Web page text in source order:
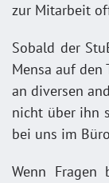
zur Mitarbeit
Sobald der
Mensa auf den
an diversen
nicht über ihn
bei uns im
Wenn Fragen